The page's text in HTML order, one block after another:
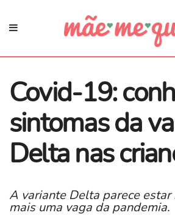
Covid-19:
sintomas da
Delta nas
A variante Delta parece estar
mais uma vaga da pandemia.